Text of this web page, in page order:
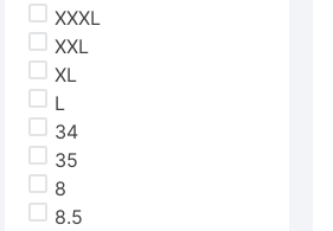
XXXL
XXL
XL
L
34
35
8
8.5